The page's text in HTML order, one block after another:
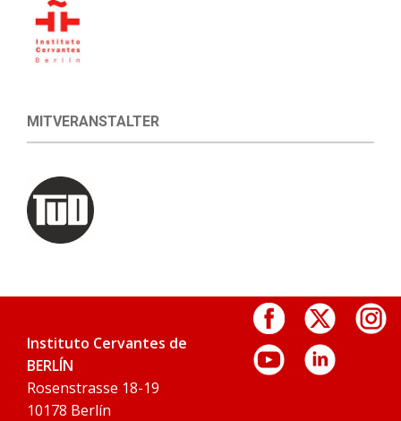
MITVERANSTALTER
Instituto Cervantes de
BERLÍN
Rosenstrasse 18-19
10178 Berlín